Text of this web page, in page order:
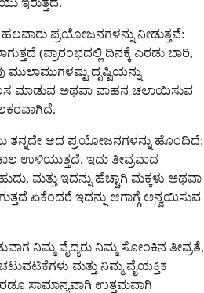
ಇರುತ್ತದೆ.
ಪ್ರಯೋಜನಗಳನ್ನು ನೀಡುತ್ತವೆ:
(ಪ್ರಾರಂಭದಲ್ಲಿ ದಿನಕ್ಕೆ ಎರಡು ಬಾರಿ,
ದೃಷ್ಟಿಯನ್ನು
ಮಾಡುವ ಅಥವಾ ವಾಹನ ಚಲಾಯಿಸುವ
ತನ್ನದೇ ಆದ ಪ್ರಯೋಜನಗಳನ್ನು ಹೊಂದಿದೆ:
ಉಳಿಯುತ್ತದೆ, ಇದು ತೀವ್ರವಾದ
ಮತ್ತು ಇದನ್ನು ಹೆಚ್ಚಾಗಿ ಮಕ್ಕಳು ಅಥವಾ
ಏಕೆಂದರೆ ಇದನ್ನು ಆಗಾಗ್ಗೆ ಅನ್ವಯಿಸುವ
ನಿಮ್ಮ ವೈದ್ಯರು ನಿಮ್ಮ ಸೋಂಕಿನ ತೀವ್ರತೆ,
ಮತ್ತು ನಿಮ್ಮ ವೈಯಕ್ತಿಕ
ಸಾಮಾನ್ಯವಾಗಿ ಉತ್ತಮವಾಗಿ